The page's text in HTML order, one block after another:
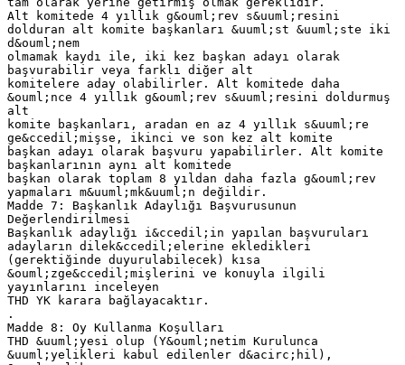
Alt komitede 4 yıllık g&ouml;rev s&uuml;resini
dolduran alt komite başkanları &uuml;st &uuml;ste iki
d&ouml;nem
olmamak kaydı ile, iki kez başkan adayı olarak
başvurabilir veya farklı diğer alt
komitelere aday olabilirler. Alt komitede daha
&ouml;nce 4 yıllık g&ouml;rev s&uuml;resini doldurmuş
alt
komite başkanları, aradan en az 4 yıllık s&uuml;re
ge&ccedil;mişse, ikinci ve son kez alt komite
başkan adayı olarak başvuru yapabilirler. Alt komite
başkanlarının aynı alt komitede
başkan olarak toplam 8 yıldan daha fazla g&ouml;rev
yapmaları m&uuml;mk&uuml;n değildir.
Madde 7: Başkanlık Adaylığı Başvurusunun
Değerlendirilmesi
Başkanlık adaylığı i&ccedil;in yapılan başvuruları
adayların dilek&ccedil;elerine ekledikleri
(gerektiğinde duyurulabilecek) kısa
&ouml;zge&ccedil;mişlerini ve konuyla ilgili
yayınlarını inceleyen
THD YK karara bağlayacaktır.
.
Madde 8: Oy Kullanma Koşulları
THD &uuml;yesi olup (Y&ouml;netim Kurulunca
&uuml;yelikleri kabul edilenler d&acirc;hil),